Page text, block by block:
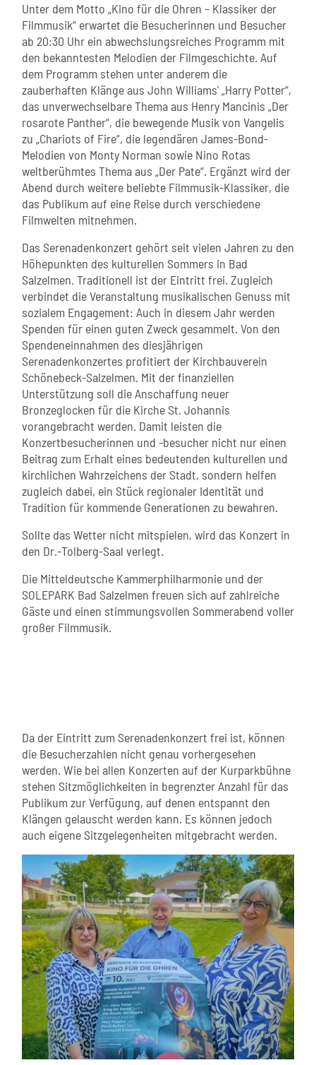
Unter dem Motto „Kino für die Ohren – Klassiker der
Filmmusik“ erwartet die Besucherinnen und Besucher
ab 20:30 Uhr ein abwechslungsreiches Programm mit
den bekanntesten Melodien der Filmgeschichte. Auf
dem Programm stehen unter anderem die
zauberhaften Klänge aus John Williams' „Harry Potter“,
das unverwechselbare Thema aus Henry Mancinis „Der
rosarote Panther“, die bewegende Musik von Vangelis
zu „Chariots of Fire“, die legendären James-Bond-
Melodien von Monty Norman sowie Nino Rotas
weltberühmtes Thema aus „Der Pate“. Ergänzt wird der
Abend durch weitere beliebte Filmmusik-Klassiker, die
das Publikum auf eine Reise durch verschiedene
Filmwelten mitnehmen.
Das Serenadenkonzert gehört seit vielen Jahren zu den
Höhepunkten des kulturellen Sommers in Bad
Salzelmen. Traditionell ist der Eintritt frei. Zugleich
verbindet die Veranstaltung musikalischen Genuss mit
sozialem Engagement: Auch in diesem Jahr werden
Spenden für einen guten Zweck gesammelt. Von den
Spendeneinnahmen des diesjährigen
Serenadenkonzertes profitiert der Kirchbauverein
Schönebeck-Salzelmen. Mit der finanziellen
Unterstützung soll die Anschaffung neuer
Bronzeglocken für die Kirche St. Johannis
vorangebracht werden. Damit leisten die
Konzertbesucherinnen und -besucher nicht nur einen
Beitrag zum Erhalt eines bedeutenden kulturellen und
kirchlichen Wahrzeichens der Stadt, sondern helfen
zugleich dabei, ein Stück regionaler Identität und
Tradition für kommende Generationen zu bewahren.
Sollte das Wetter nicht mitspielen, wird das Konzert in
den Dr.-Tolberg-Saal verlegt.
Die Mitteldeutsche Kammerphilharmonie und der
SOLEPARK Bad Salzelmen freuen sich auf zahlreiche
Gäste und einen stimmungsvollen Sommerabend voller
großer Filmmusik.
Da der Eintritt zum Serenadenkonzert frei ist, können
die Besucherzahlen nicht genau vorhergesehen
werden. Wie bei allen Konzerten auf der Kurparkbühne
stehen Sitzmöglichkeiten in begrenzter Anzahl für das
Publikum zur Verfügung, auf denen entspannt den
Klängen gelauscht werden kann. Es können jedoch
auch eigene Sitzgelegenheiten mitgebracht werden.